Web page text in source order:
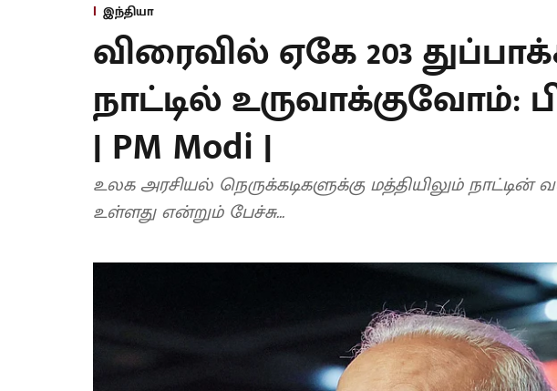
இந்தியா
விரைவில் ஏகே 203
நாட்டில் உருவாக்குவோம்:
| PM Modi |
உலக அரசியல் நெருக்கடிகளுக்கு மத்தியிலும் நாட்டின்
உள்ளது என்றும் பேச்சு...